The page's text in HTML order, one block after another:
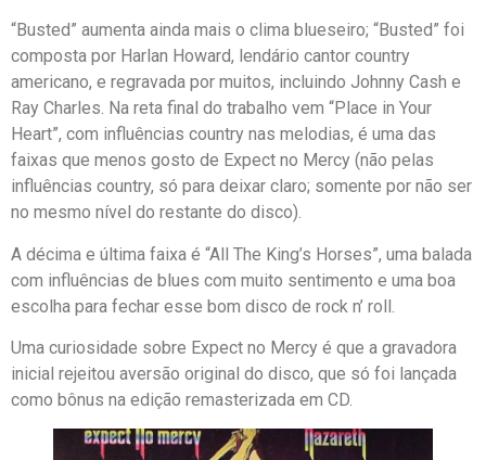
“Busted” aumenta ainda mais o clima blueseiro; “Busted” foi
composta por Harlan Howard, lendário cantor country
americano, e regravada por muitos, incluindo Johnny Cash e
Ray Charles. Na reta final do trabalho vem “Place in Your
Heart”, com influências country nas melodias, é uma das
faixas que menos gosto de Expect no Mercy (não pelas
influências country, só para deixar claro; somente por não ser
no mesmo nível do restante do disco).
A décima e última faixa é “All The King’s Horses”, uma balada
com influências de blues com muito sentimento e uma boa
escolha para fechar esse bom disco de rock n’ roll.
Uma curiosidade sobre Expect no Mercy é que a gravadora
inicial rejeitou aversão original do disco, que só foi lançada
como bônus na edição remasterizada em CD.